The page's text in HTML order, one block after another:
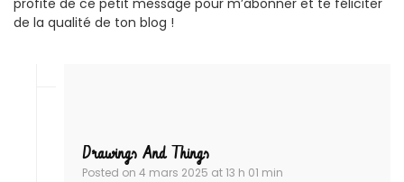
profite de ce petit message pour m’abonner et te féliciter
de la qualité de ton blog !
Drawings And Things
Posted on 4 mars 2025 at 13 h 01 min